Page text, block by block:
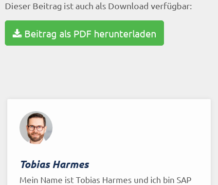
Dieser Beitrag ist auch als Download verfügbar:
Beitrag als PDF herunterladen
Tobias Harmes
Mein Name ist Tobias Harmes und ich bin SAP